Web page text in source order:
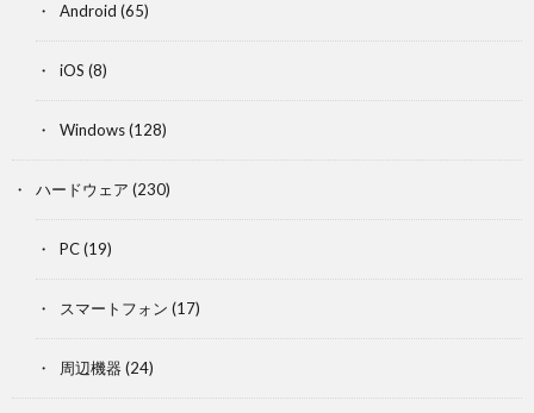
Android (65)
iOS (8)
Windows(128)
ハードウェア (230)
PC(19)
スマートフォン (17)
周辺機器 (24)